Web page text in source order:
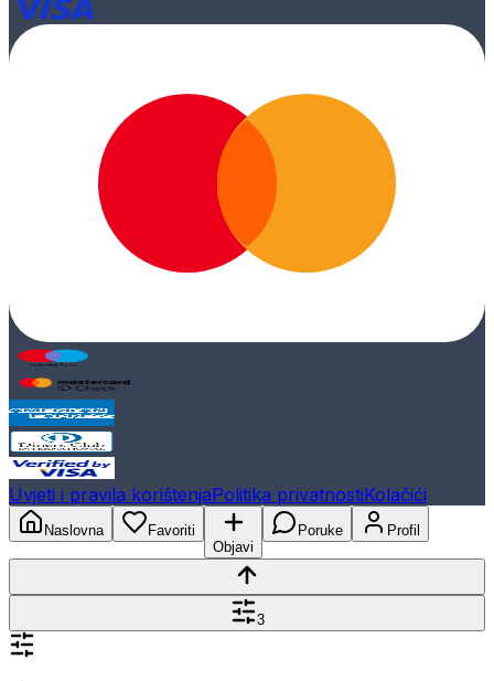
Uvjeti i pravila korištenjaPolitika privatnostiKolačići
Naslovna
Favoriti
Objavi
Poruke Profil
3